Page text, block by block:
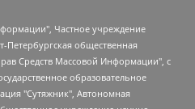
Александр Глебович, Пархоменко Сергей Борисович, Сироткин Ярослав Николаевич, Кара-Мурза Владимир Владимирович, Баранова Наталья Владимировна, Гозман Леонид Яковлевич, Кагарлицкий Борис Юльевич, Климарев Михаил Валерьевич, Милов Владимир Станиславович, Автономная некоммерческая организация Краснодарский центр современного искусства "Типография", Моргенштерн Алишер Тагирович, Соболь Любовь Эдуардовна, Общество с ограниченной ответственностью "ЛИЗА НОРМ", Каспаров Гарри Кимович, Ходорковский Михаил Борисович, Общество с ограниченной ответственностью "Апрельские тезисы", Данилович Ирина Брониславовна, Кашин Олег Владимирович, Петров Николай Владимирович, Пивоваров Алексей Владимирович, Соколов Михаил Владимирович, Цветкова Юлия Владимировна, Чичваркин Евгений Александрович, Комитет против пыток/Команда против пыток, Общество с ограниченной ответственностью "Первый научный", Общество с ограниченной ответственностью "Вертолет и ко", Белоцерковская Вероника Борисовна, Кац Максим Евгеньевич, Лазарева Татьяна Юрьевна, Шаведдинов Руслан Табризович, Яшин Илья Валерьевич, Общество с ограниченной ответственностью "Иноагент ААВ", Алешковский Дмитрий Петрович, Альбац Евгения Марковна, Быков Дмитрий Львович, Галямина Юлия Евгеньевна, Лойко Сергей Леонидович, Мартынов Кирилл Константинович, Медведев Сергей Александрович, Крашенинников Федор Геннадиевич, Гордеева Катерина Вл